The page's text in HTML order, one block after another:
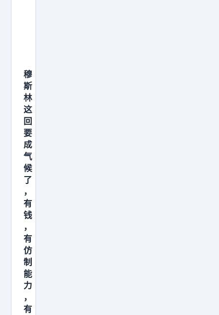
穆
斯
林
这
回
要
成
气
候
了
，
有
钱
，
有
仿
制
能
力
，
有